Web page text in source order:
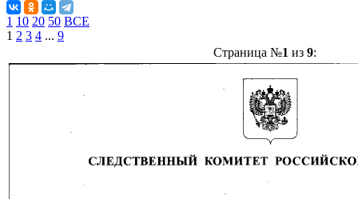
1 10 20 50 ВСЕ
1 2 3 4 ... 9
Страница №1 из 9: